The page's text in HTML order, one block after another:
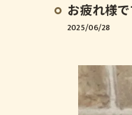
お疲れ様
2025/06/28